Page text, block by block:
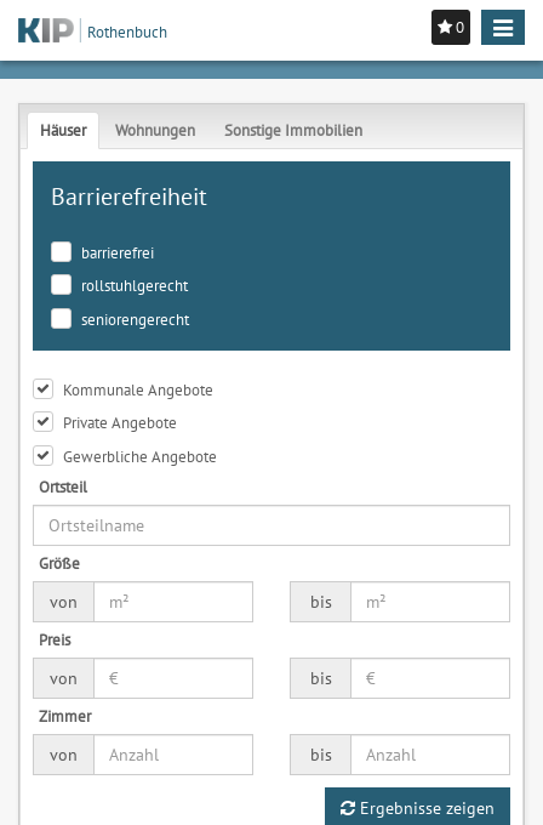
0
Toggle
Rothenbuch
Häuser Wohnungen Sonstige Immobilien
Barrierefreiheit
barrierefrei
rollstuhlgerecht
seniorengerecht
Kommunale Angebote
Private Angebote
Gewerbliche Angebote
Ortsteil
Größe
von
bis
Preis
von
bis
Zimmer
von
bis
Ergebnisse zeigen